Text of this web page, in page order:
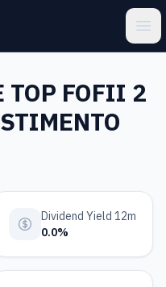
TOP FOFII 2
Dividend Yield 12m
0.0%